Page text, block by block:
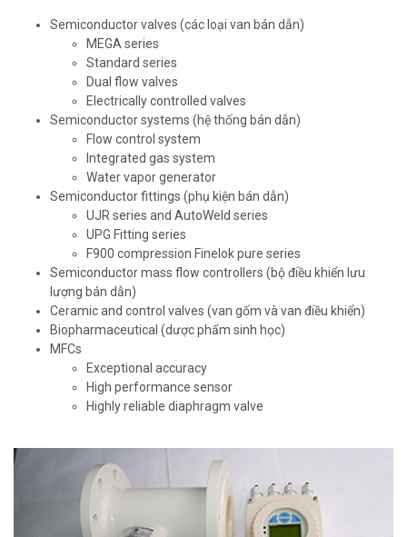
Semiconductor valves (các loại van bán dẫn)
MEGA series
Standard series
Dual flow valves
Electrically controlled valves
Semiconductor systems (hệ thống bán dẫn)
Flow control system
Integrated gas system
Water vapor generator
Semiconductor fittings (phụ kiện bán dẫn)
UJR series and AutoWeld series
UPG Fitting series
F900 compression Finelok pure series
Semiconductor mass flow controllers (bộ điều khiển lưu
lượng bán dẫn)
Ceramic and control valves (van gốm và van điều khiển)
Biopharmaceutical (dược phẩm sinh học)
MFCs
Exceptional accuracy
High performance sensor
Highly reliable diaphragm valve